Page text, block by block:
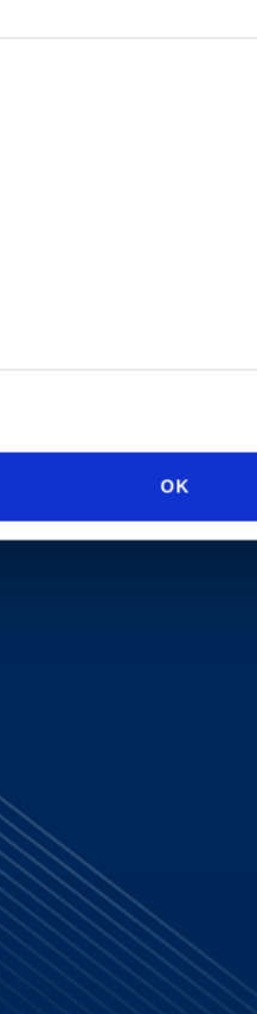
OK
and upcoming